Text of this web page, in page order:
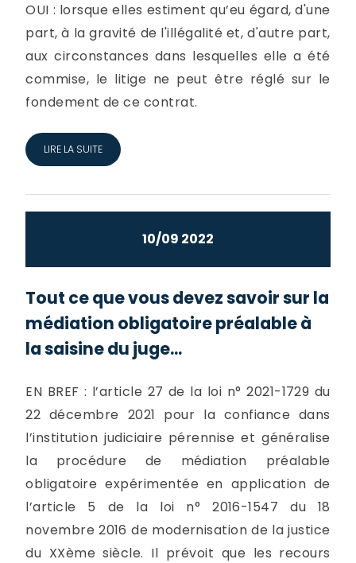
OUI : lorsque elles estiment qu’eu égard, d'une
part, à la gravité de l'illégalité et, d'autre part,
aux circonstances dans lesquelles elle a été
commise, le litige ne peut être réglé sur le
fondement de ce contrat.
LIRE LA SUITE
10/09 2022
Tout ce que vous devez savoir sur la
médiation obligatoire préalable à
la saisine du juge...
EN BREF : l’article 27 de la loi n° 2021-1729 du
22 décembre 2021 pour la confiance dans
l’institution judiciaire pérennise et généralise
la procédure de médiation préalable
obligatoire expérimentée en application de
l’article 5 de la loi n° 2016-1547 du 18
novembre 2016 de modernisation de la justice
du XXème siècle. Il prévoit que les recours